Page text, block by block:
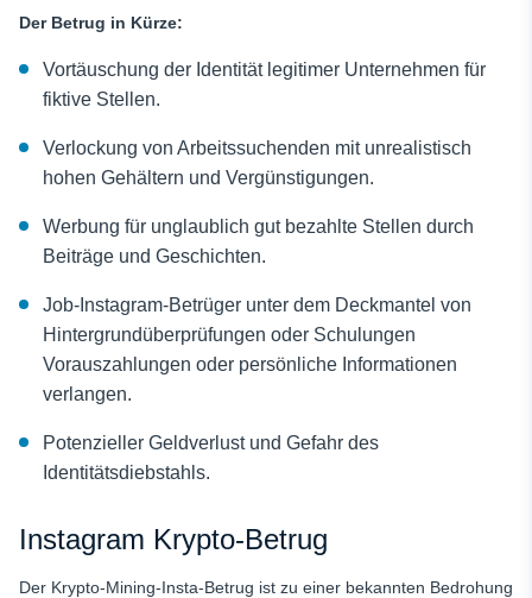
Der Betrug in Kürze:
Vortäuschung der Identität legitimer Unternehmen für
fiktive Stellen.
Verlockung von Arbeitssuchenden mit unrealistisch
hohen Gehältern und Vergünstigungen.
Werbung für unglaublich gut bezahlte Stellen durch
Beiträge und Geschichten.
Job-Instagram-Betrüger unter dem Deckmantel von
Hintergrundüberprüfungen oder Schulungen
Vorauszahlungen oder persönliche Informationen
verlangen.
Potenzieller Geldverlust und Gefahr des
Identitätsdiebstahls.
Instagram Krypto-Betrug
Der Krypto-Mining-Insta-Betrug ist zu einer bekannten Bedrohung